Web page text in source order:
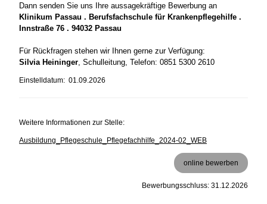
Dann senden Sie uns Ihre aussagekräftige Bewerbung an
Klinikum Passau . Berufsfachschule für Krankenpflegehilfe .
Innstraße 76 . 94032 Passau
Für Rückfragen stehen wir Ihnen gerne zur Verfügung:
Silvia Heininger , Schulleitung, Telefon: 0851 5300 2610
Einstelldatum: 01.09.2026
Weitere Informationen zur Stelle:
Ausbildung_Pflegeschule_Pflegefachhilfe_2024-02_WEB
online bewerben
Bewerbungsschluss: 31.12.2026